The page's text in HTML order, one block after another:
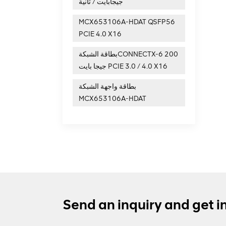
MCX653106A-HDAT QSFP56
PCIE 4.0 X16
بطاقة الشبكةCONNECTX-6 200
جيجا بايت PCIE 3.0 / 4.0 X16
بطاقة واجهة الشبكة
MCX653106A-HDAT
Send an inquiry and get